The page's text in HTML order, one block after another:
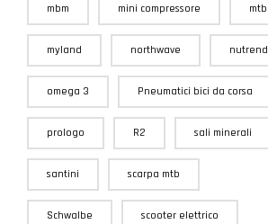
mbm mini compressore mtb
myland northwave nutrend
omega 3 Pneumatici bici da corsa
prologo R2 sali minerali
santini scarpa mtb
Schwalbe scooter elettrico